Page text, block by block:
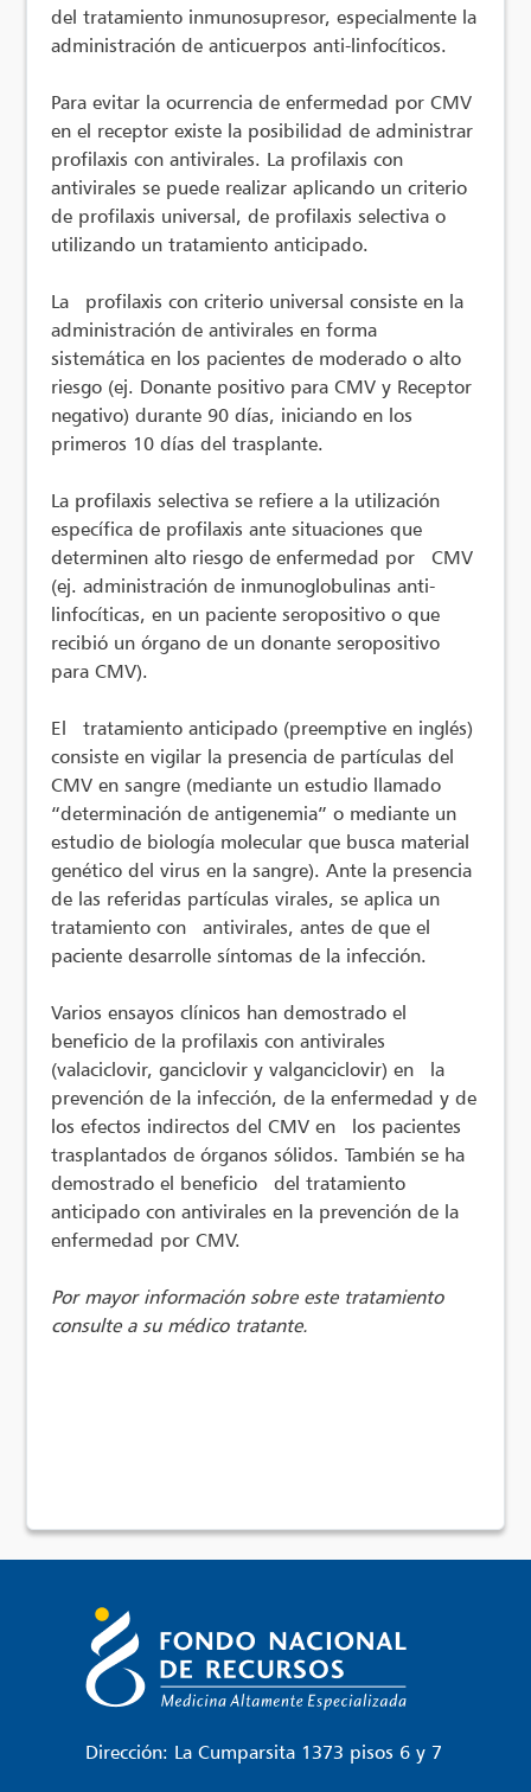
del tratamiento inmunosupresor, especialmente la
administración de anticuerpos anti-linfocíticos.
Para evitar la ocurrencia de enfermedad por CMV
en el receptor existe la posibilidad de administrar
profilaxis con antivirales. La profilaxis con
antivirales se puede realizar aplicando un criterio
de profilaxis universal, de profilaxis selectiva o
utilizando un tratamiento anticipado.
La profilaxis con criterio universal consiste en la
administración de antivirales en forma
sistemática en los pacientes de moderado o alto
riesgo (ej. Donante positivo para CMV y Receptor
negativo) durante 90 días, iniciando en los
primeros 10 días del trasplante.
La profilaxis selectiva se refiere a la utilización
específica de profilaxis ante situaciones que
determinen alto riesgo de enfermedad por CMV
(ej. administración de inmunoglobulinas anti-
linfocíticas, en un paciente seropositivo o que
recibió un órgano de un donante seropositivo
para CMV).
El tratamiento anticipado (preemptive en inglés)
consiste en vigilar la presencia de partículas del
CMV en sangre (mediante un estudio llamado
“determinación de antigenemia” o mediante un
estudio de biología molecular que busca material
genético del virus en la sangre). Ante la presencia
de las referidas partículas virales, se aplica un
tratamiento con antivirales, antes de que el
paciente desarrolle síntomas de la infección.
Varios ensayos clínicos han demostrado el
beneficio de la profilaxis con antivirales
(valaciclovir, ganciclovir y valganciclovir) en la
prevención de la infección, de la enfermedad y de
los efectos indirectos del CMV en los pacientes
trasplantados de órganos sólidos. También se ha
demostrado el beneficio del tratamiento
anticipado con antivirales en la prevención de la
enfermedad por CMV.
Por mayor información sobre este tratamiento
consulte a su médico tratante.
Dirección: La Cumparsita 1373 pisos 6 y 7